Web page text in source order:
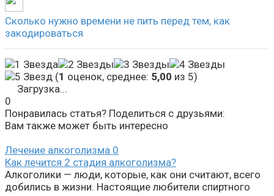
Сколько нужно времени не пить перед тем, как
закодироваться
(1 оценок, среднее: 5,00 из 5)
Загрузка...
0
Понравилась статья? Поделиться с друзьями:
Вам также может быть интересно
Лечение алкоголизма 0
Как лечится 2 стадия алкоголизма?
Алкоголики — люди, которые, как они считают, всего
добились в жизни. Настоящие любители спиртного